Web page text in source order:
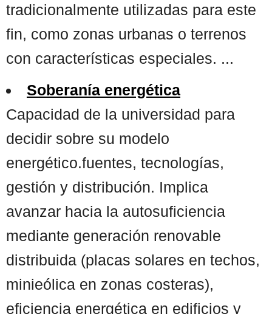
tradicionalmente utilizadas para este
fin, como zonas urbanas o terrenos
con características especiales. ...
Soberanía energética
Capacidad de la universidad para
decidir sobre su modelo
energético.fuentes, tecnologías,
gestión y distribución. Implica
avanzar hacia la autosuficiencia
mediante generación renovable
distribuida (placas solares en techos,
minieólica en zonas costeras),
eficiencia energética en edificios y